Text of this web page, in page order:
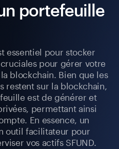
portefeuille
essentiel pour stocker
pour gérer votre
blockchain. Bien que les
restent sur la blockchain,
est de générer et
permettant ainsi
En essence, un
outil facilitateur pour
vos actifs SFUND.